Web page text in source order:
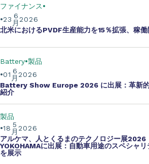
6
月
23 2026
ファイナンス
北米におけるPVDF生産能力を15％拡張、稼
6
月
01 2026
Battery 製品
Battery Show Europe 2026 に出展：革新
紹介
5
月
18 2026
製品
アルケマ、人とくるまのテクノロジー展2026
YOKOHAMAに出展：自動車用途のスペシャリ
を展示